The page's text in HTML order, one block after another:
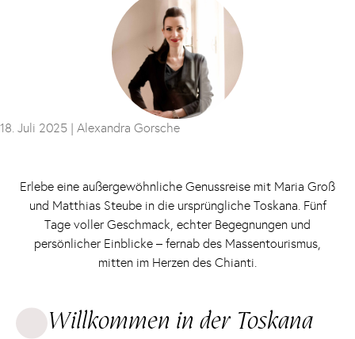
18. Juli 2025 | Alexandra Gorsche
Erlebe eine außergewöhnliche Genussreise mit Maria Groß
und Matthias Steube in die ursprüngliche Toskana. Fünf
Tage voller Geschmack, echter Begegnungen und
persönlicher Einblicke – fernab des Massentourismus,
mitten im Herzen des Chianti.
Willkommen in der Toskana